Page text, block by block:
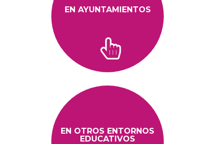
EN AYUNTAMIENTOS
EN OTROS ENTORNOS
EDUCATIVOS